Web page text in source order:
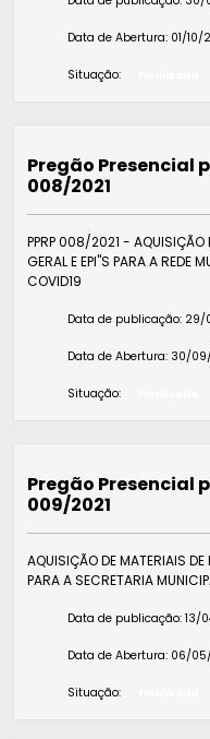
Data de Abertura: 01/10/
Situação:
Pregão Presencial
008/2021
PPRP 008/2021 - AQUISIÇÃO
GERAL E EPI"S PARA A REDE
COVID19
Data de publicação: 29/
Data de Abertura: 30/
Situação:
Pregão Presencial
009/2021
AQUISIÇÃO DE MATERIAIS DE
PARA A SECRETARIA
Data de publicação: 13/
Data de Abertura: 06/
Situação: